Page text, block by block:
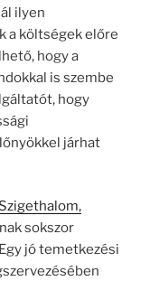
ilyen
a költségek előre
hogy a
is szembe
hogy
járhat
sokszor
jó temetkezési